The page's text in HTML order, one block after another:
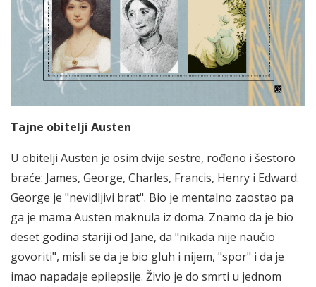
Tajne obitelji Austen
U obitelji Austen je osim dvije sestre, rođeno i šestoro
braće: James, George, Charles, Francis, Henry i Edward.
George je "nevidljivi brat". Bio je mentalno zaostao pa
ga je mama Austen maknula iz doma. Znamo da je bio
deset godina stariji od Jane, da "nikada nije naučio
govoriti", misli se da je bio gluh i nijem, "spor" i da je
imao napadaje epilepsije. Živio je do smrti u jednom